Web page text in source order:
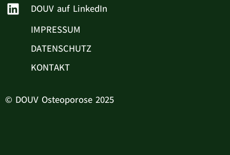
DOUV auf LinkedIn
IMPRESSUM
DATENSCHUTZ
KONTAKT
© DOUV Osteoporose 2025